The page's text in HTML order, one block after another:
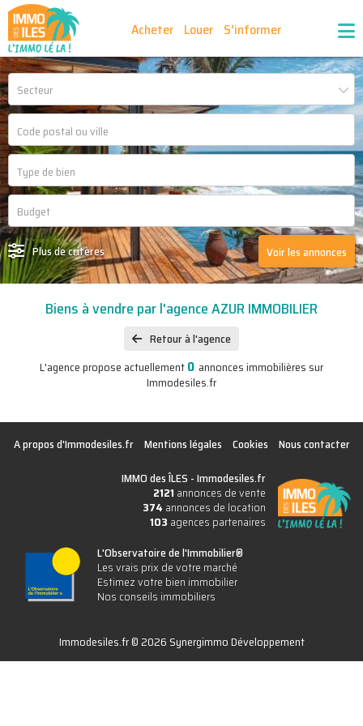
Acheter Louer S'informer
Nos outils Ma sélection d'annonces
Recrutement Partenaires
Secteur
Plus de critères Voir les annonces
Biens à vendre par l'agence AZUR IMMOBILIER
Retour à l'agence
L'agence propose actuellement0 annonces immobilières sur
Immodesiles.fr
A propos d'Immodesiles.fr Mentions légales Cookies
Nous contacter
IMMO des ÎLES -Immodesiles.fr
2121 annonces de vente
374 annonces de location
103 agences partenaires
L'Observatoire de l'Immobilier®
Les vrais prix de votre marché
Estimez votre bien immobilier
Nos conseils immobiliers
Immodesiles.fr © 2026 Synergimmo Développement